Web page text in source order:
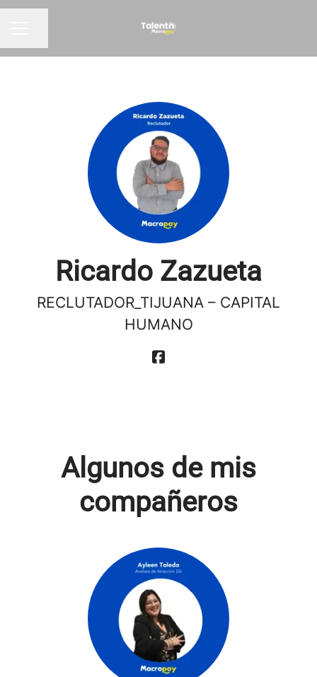
Ricardo Zazueta
RECLUTADOR_TIJUANA – CAPITAL
HUMANO
Algunos de mis
compañeros